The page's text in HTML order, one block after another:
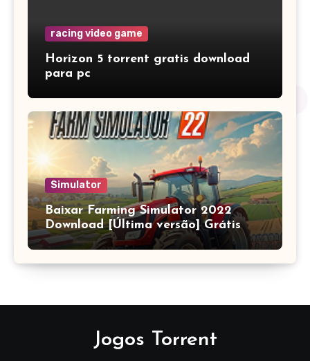
racing video game
Horizon 5 torrent gratis download
para pc
Simulator
Baixar Farming Simulator 2022
Download [Última versão] Grátis
Jogos Torrent